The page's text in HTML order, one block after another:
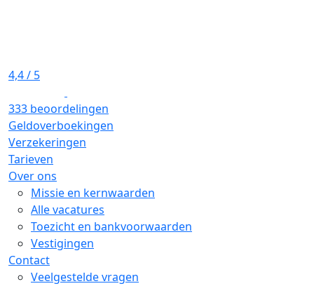
4,4/ 5
333 beoordelingen
Geldoverboekingen
Verzekeringen
Tarieven
Over ons
Missie en kernwaarden
Alle vacatures
Toezicht en bankvoorwaarden
Vestigingen
Contact
Veelgestelde vragen